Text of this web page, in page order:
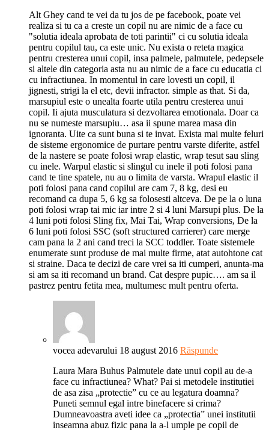
Alt Ghey cand te vei da tu jos de pe facebook, poate vei
realiza si tu ca a creste un copil nu are nimic de a face cu
"solutia ideala aprobata de toti parintii" ci cu solutia ideala
pentru copilul tau, ca este unic. Nu exista o reteta magica
pentru cresterea unui copil, insa palmele, palmutele, pedepsele
si altele din categoria asta nu au nimic de a face cu educatia ci
cu infractiunea. In momentul in care lovesti un copil, il
jignesti, strigi la el etc, devii infractor. simple as that. Si da,
marsupiul este o unealta foarte utila pentru cresterea unui
copil. Ii ajuta musculatura si dezvoltarea emotionala. Doar ca
nu se numeste marsupiu… asa ii spune marea masa din
ignoranta. Uite ca sunt buna si te invat. Exista mai multe feluri
de sisteme ergonomice de purtare pentru varste diferite, astfel
de la nastere se poate folosi wrap elastic, wrap tesut sau sling
cu inele. Warpul elastic si slingul cu inele il poti folosi pana
cand te tine spatele, nu au o limita de varsta. Wrapul elastic il
poti folosi pana cand copilul are cam 7, 8 kg, desi eu
recomand ca dupa 5, 6 kg sa folosesti altceva. De pe la o luna
poti folosi wrap tai mic iar intre 2 si 4 luni Marsupi plus. De la
4 luni poti folosi Sling fix, Mai Tai, Wrap conversions, De la
6 luni poti folosi SSC (soft structured carrierer) care merge
cam pana la 2 ani cand treci la SCC toddler. Toate sistemele
enumerate sunt produse de mai multe firme, atat autohtone cat
si straine. Daca te decizi de care vrei sa iti cumperi, anunta-ma
si am sa iti recomand un brand. Cat despre pupic…. am sa il
pastrez pentru fetita mea, multumesc mult pentru oferta.
vocea adevarului 18 august 2016 Răspunde
Laura Mara Buhus Palmutele date unui copil au de-a
face cu infractiunea? What? Pai si metodele institutiei
de asa zisa „protectie” cu ce au legatura doamna?
Puneti semnul egal intre binefacere si crima?
Dumneavoastra aveti idee ca „protectia” unei institutii
inseamna abuz fizic pana la a-l umple pe copil de